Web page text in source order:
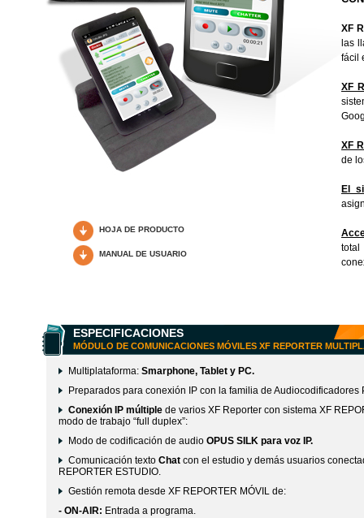
HOJA DE PRODUCTO
MANUAL DE USUARIO
XF
las
fácil
XF
XF
de
El
total
ESPECIFICACIONES
MÓDULO DE COMUNICACIONES MÓVILES XF REPORTER
Multiplataforma: Smarphone, Tablet y PC.
Preparados para conexión IP con la familia de Audiocodificadores
Conexión IP múltiple de varios XF Reporter con sistema XF
modo de trabajo “full duplex”:
Modo de codificación de audio OPUS SILK para voz IP.
Comunicación texto Chat con el estudio y demás usuarios
REPORTER ESTUDIO.
Gestión remota desde XF REPORTER MÓVIL de:
- ON-AIR: Entrada a programa.